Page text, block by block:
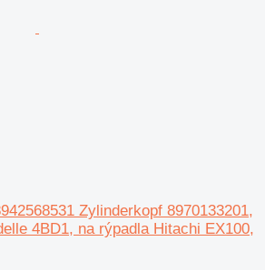
Zylinderkopf 8970133201,
4BD1, na rýpadla Hitachi EX100,